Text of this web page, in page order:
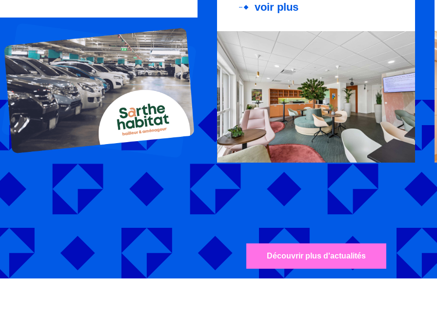
voir plus
Découvrir plus d'actualités